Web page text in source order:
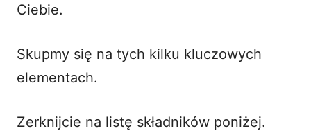
Ciebie.
Skupmy się na tych kilku kluczowych
elementach.
Zerknijcie na listę składników poniżej.